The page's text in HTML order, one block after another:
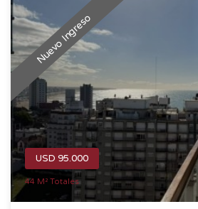
Nuevo Ingreso
USD 95.000
44 M² Totales